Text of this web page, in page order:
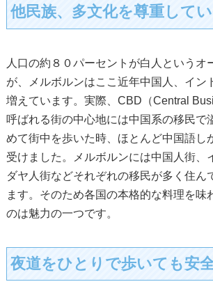
他民族、多文化を尊重して
人口の約８０パーセントが白人というオ
が、メルボルンはここ近年中国人、イン
増えています。実際、CBD（Central
呼ばれる街の中心地には中国系の移民で
めて街中を歩いた時、ほとんど中国語し
受けました。メルボルンには中国人街、
ダヤ人街などそれぞれの移民が多く住ん
ます。そのため各国の本格的な料理を味
のは魅力の一つです。
夜道をひとりで歩いても安全